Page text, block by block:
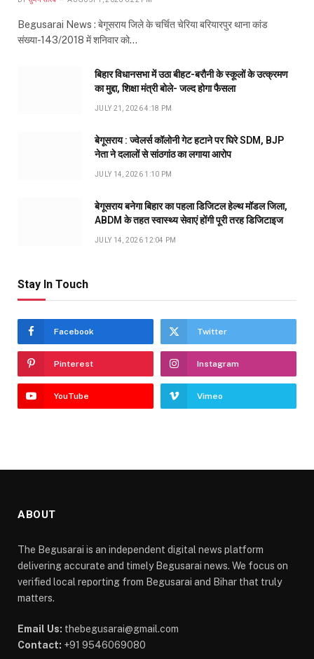
Begusarai News : बेगूसराय जिले के चर्चित चेरिया बरियारपुर थाना कांड
संख्या-143/2018 में शनिवार को…
बिहार विधानसभा में उठा बीहट-बरौनी के स्कूलों के उत्क्रमण
का मुद्दा, शिक्षा मंत्री बोले- जल्द होगा फैसला
JULY 21, 2026 4:18 PM
बेगूसराय : ज्वेलर्स कॉलोनी गेट हटाने पर घिरे SDM, BJP
नेता ने दलालों से सांठगांठ का लगाया आरोप
JULY 14, 2026 1:10 PM
बेगूसराय बनेगा बिहार का पहला डिजिटल हेल्थ मॉडल जिला,
ABDM के तहत स्वास्थ्य सेवाएं होंगी पूरी तरह डिजिटाइज
JULY 14, 2026 12:04 PM
Stay In Touch
Facebook Twitter
Pinterest Instagram
YouTube Vimeo
ABOUT
The Begusarai is an independent digital news platform
delivering accurate and timely Begusarai news. We focus on
verified local reporting from Begusarai and Bihar that truly
matters.
Email Us: thebegusarai@gmail.com
Contact: +91 9546069080